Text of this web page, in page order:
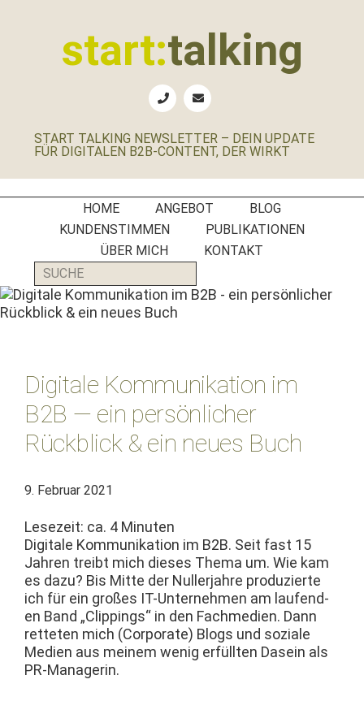
start:talking
B2B-
Social
Media
Manager
PR-
Agenturen
START TALKING NEWSLETTER – DEIN UPDATE
FÜR DIGITALEN B2B-CONTENT, DER WIRKT
HOME ANGEBOT
BLOG
KUNDENSTIMMEN
PUBLIKATIONEN
ÜBER MICH
KONTAKT
SUCHE
Digitale Kommunikation im
B2B — ein persönlicher
Rückblick & ein neues Buch
9. Februar 2021
Lesezeit: ca. 4 Minuten
Dig­i­tale Kom­mu­nika­tion im B2B. Seit fast 15
Jahren treibt mich dieses The­ma um. Wie kam
es dazu? Bis Mitte der Nuller­jahre pro­duzierte
ich für ein großes IT-Unternehmen am laufend­
en Band „Clip­pings“ in den Fachme­di­en. Dann
ret­teten mich (Cor­po­rate) Blogs und soziale
Medi­en aus meinem wenig erfüll­ten Dasein als
PR-Managerin.